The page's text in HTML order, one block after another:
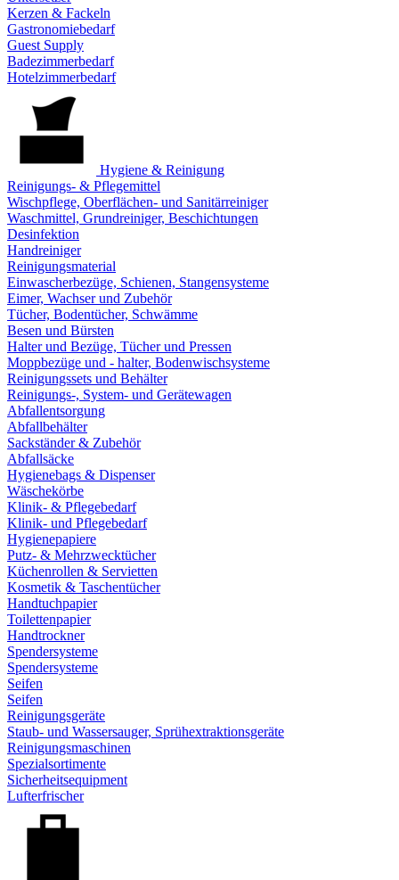
Kerzen & Fackeln
Gastronomiebedarf
Guest Supply
Badezimmerbedarf
Hotelzimmerbedarf
Hygiene & Reinigung
Reinigungs- & Pflegemittel
Wischpflege, Oberflächen- und Sanitärreiniger
Waschmittel, Grundreiniger, Beschichtungen
Desinfektion
Handreiniger
Reinigungsmaterial
Einwascherbezüge, Schienen, Stangensysteme
Eimer, Wachser und Zubehör
Tücher, Bodentücher, Schwämme
Besen und Bürsten
Halter und Bezüge, Tücher und Pressen
Moppbezüge und - halter, Bodenwischsysteme
Reinigungssets und Behälter
Reinigungs-, System- und Gerätewagen
Abfallentsorgung
Abfallbehälter
Sackständer & Zubehör
Abfallsäcke
Hygienebags & Dispenser
Wäschekörbe
Klinik- & Pflegebedarf
Klinik- und Pflegebedarf
Hygienepapiere
Putz- & Mehrzwecktücher
Küchenrollen & Servietten
Kosmetik & Taschentücher
Handtuchpapier
Toilettenpapier
Handtrockner
Spendersysteme
Spendersysteme
Seifen
Seifen
Reinigungsgeräte
Staub- und Wassersauger, Sprühextraktionsgeräte
Reinigungsmaschinen
Spezialsortimente
Sicherheitsequipment
Lufterfrischer